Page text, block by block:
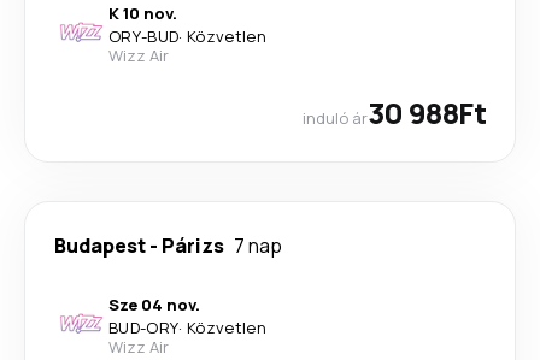
K 10 nov.
ORY-BUD· Közvetlen
Wizz Air
induló ár30 988Ft
Budapest- Párizs 7 nap
Sze 04 nov.
BUD-ORY· Közvetlen
Wizz Air